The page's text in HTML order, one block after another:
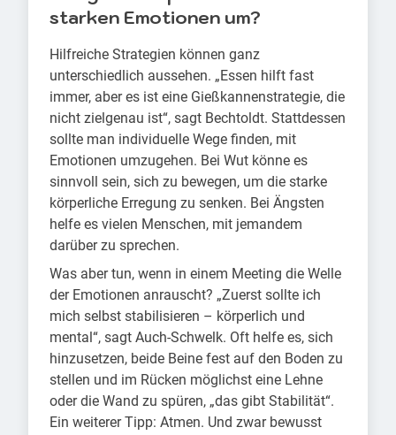
starken Emotionen um?
Hilfreiche Strategien können ganz
unterschiedlich aussehen. „Essen hilft fast
immer, aber es ist eine Gießkannenstrategie, die
nicht zielgenau ist“, sagt Bechtoldt. Stattdessen
sollte man individuelle Wege finden, mit
Emotionen umzugehen. Bei Wut könne es
sinnvoll sein, sich zu bewegen, um die starke
körperliche Erregung zu senken. Bei Ängsten
helfe es vielen Menschen, mit jemandem
darüber zu sprechen.
Was aber tun, wenn in einem Meeting die Welle
der Emotionen anrauscht? „Zuerst sollte ich
mich selbst stabilisieren – körperlich und
mental“, sagt Auch-Schwelk. Oft helfe es, sich
hinzusetzen, beide Beine fest auf den Boden zu
stellen und im Rücken möglichst eine Lehne
oder die Wand zu spüren, „das gibt Stabilität“.
Ein weiterer Tipp: Atmen. Und zwar bewusst